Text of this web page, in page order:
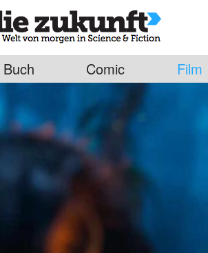
Buch Comic Film